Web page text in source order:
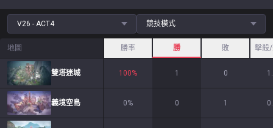
V26 - ACT4 競技模式
地圖 勝率 勝 敗 擊殺
雙塔迷城 100% 1 0
義境空島 0% 0 1